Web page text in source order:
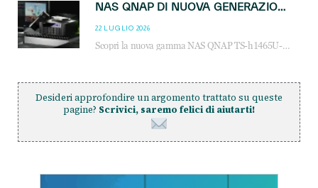
NAS QNAP DI NUOVA GENERAZIONE: PIÙ PRESTAZIONI, SCALABILITÀ E PROTEZIONE DEI DATI PER LE INFRASTRUTTURE IT MODERNE
22 LUGLIO 2026
Scopri la nuova gamma NAS QNAP TS-h1465U-RP, TS-h1065eU e TS-h665U: storage aziendale con ZFS, DDR5, E1.S NVMe e connettività 2.5GbE per backup, virtualizzazione e cybersecurity.
Desideri approfondire un argomento trattato su queste
pagine? Scrivici, saremo felici di aiutarti!